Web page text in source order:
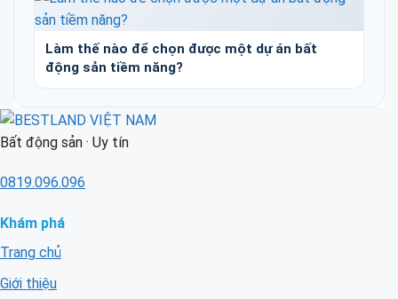
Làm thế nào để chọn được một dự án bất
động sản tiềm năng?
Bất động sản · Uy tín
0819.096.096
Khám phá
Trang chủ
Giới thiệu